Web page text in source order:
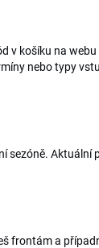
v košíku na
nebo typy
sezóně. Aktuální
frontám a